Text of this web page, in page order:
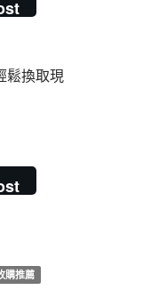
鬆換取現
購推薦